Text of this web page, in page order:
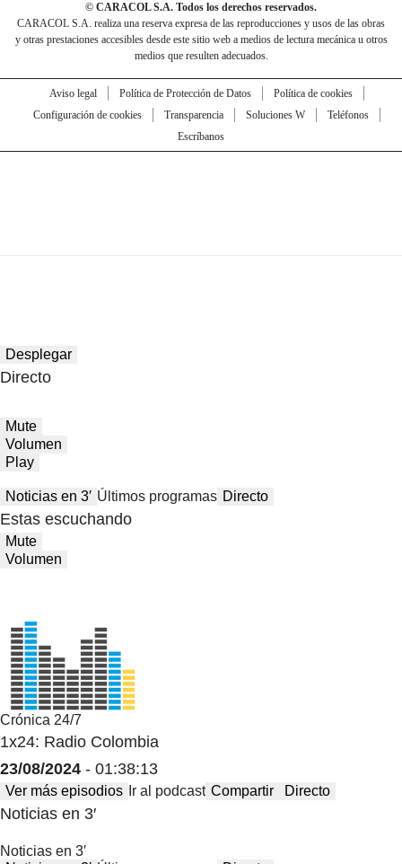
© CARACOL S.A. Todos los derechos reservados.
CARACOL S.A. realiza una reserva expresa de las reproducciones y usos de las obras
y otras prestaciones accesibles desde este sitio web a medios de lectura mecánica u otros
medios que resulten adecuados.
Aviso legal Política de Protección de Datos
Política de cookies
Configuración de cookies
Transparencia Soluciones W
Teléfonos
Escríbanos
Desplegar
Directo
Mute
Volumen
Play
Noticias en 3′ Últimos programas Directo
Estas escuchando
Mute
Volumen
Crónica 24/7
1x24: Radio Colombia
23/08/2024 - 01:38:13
Ver más episodios Ir al podcast Compartir Directo
Noticias en 3′
Noticias en 3′